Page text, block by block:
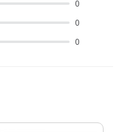
0
0
0